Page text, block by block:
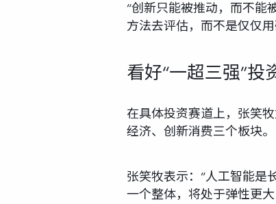
“创新只能被推动，而不能
方法去评估，而不是仅仅
看好“一超三强”投
在具体投资赛道上，张笑
经济、创新消费三个板块。
张笑牧表示：“人工智能是
一个整体，将处于弹性更